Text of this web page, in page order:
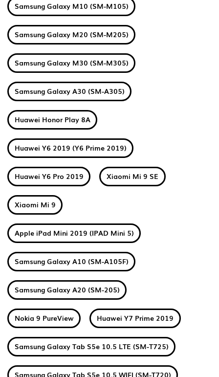
Samsung Galaxy M10 (SM-M105)
Samsung Galaxy M20 (SM-M205)
Samsung Galaxy M30 (SM-M305)
Samsung Galaxy A30 (SM-A305)
Huawei Honor Play 8A
Huawei Y6 2019 (Y6 Prime 2019)
Huawei Y6 Pro 2019 Xiaomi Mi 9 SE
Xiaomi Mi 9
Apple iPad Mini 2019 (IPAD Mini 5)
Samsung Galaxy A10 (SM-A105F)
Samsung Galaxy A20 (SM-205)
Nokia 9 PureView Huawei Y7 Prime 2019
Samsung Galaxy Tab S5e 10.5 LTE (SM-T725)
Samsung Galaxy Tab S5e 10.5 WIFI (SM-T720)